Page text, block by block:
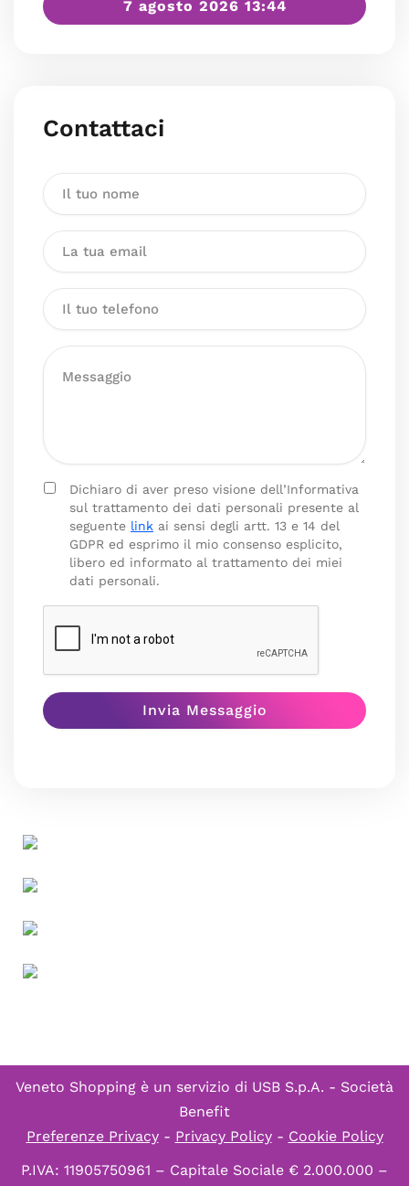
7 agosto 2026 13:44
Contattaci
Dichiaro di aver preso visione dell’Informativa
sul trattamento dei dati personali presente al
seguente link ai sensi degli artt. 13 e 14 del
GDPR ed esprimo il mio consenso esplicito,
libero ed informato al trattamento dei miei
dati personali.
Veneto Shopping è un servizio di USB S.p.A. - Società
Benefit
Preferenze Privacy- Privacy Policy- Cookie Policy
P.IVA: 11905750961 – Capitale Sociale € 2.000.000 –